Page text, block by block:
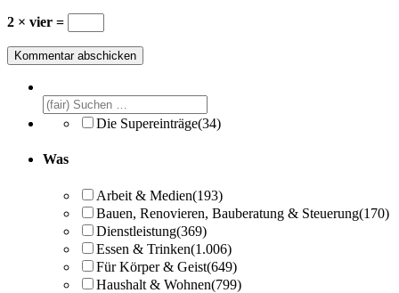
2 × vier =
Die Supereinträge(34)
Was
Arbeit & Medien(193)
Bauen, Renovieren, Bauberatung & Steuerung(170)
Dienstleistung(369)
Essen & Trinken(1.006)
Für Körper & Geist(649)
Haushalt & Wohnen(799)